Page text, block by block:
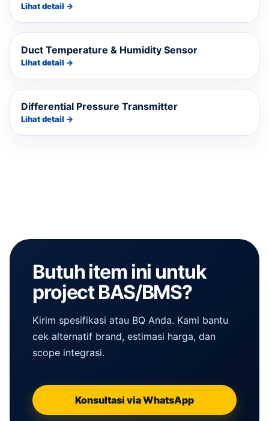
Lihat detail →
Duct Temperature & Humidity Sensor
Lihat detail →
Differential Pressure Transmitter
Lihat detail →
Butuh item ini untuk
project BAS/BMS?
Kirim spesifikasi atau BQ Anda. Kami bantu
cek alternatif brand, estimasi harga, dan
scope integrasi.
Konsultasi via WhatsApp